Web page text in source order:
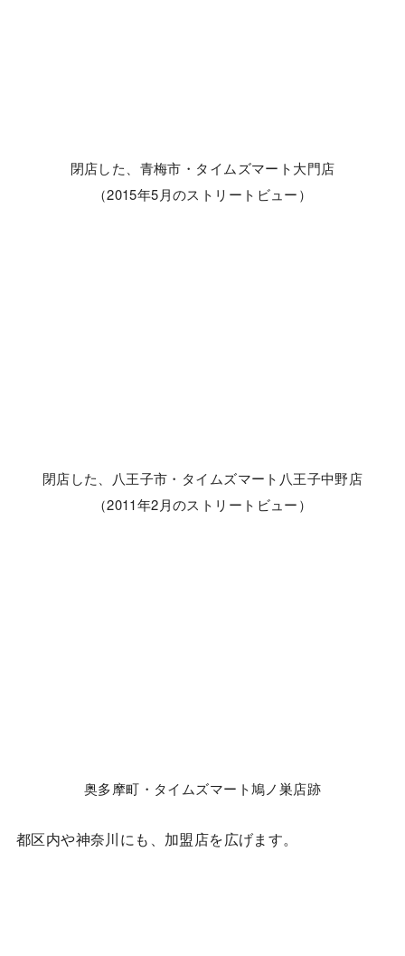
閉店した、青梅市・タイムズマート大門店
（2015年5月のストリートビュー）
閉店した、八王子市・タイムズマート八王子中野店
（2011年2月のストリートビュー）
奥多摩町・タイムズマート鳩ノ巣店跡
都区内や神奈川にも、加盟店を広げます。